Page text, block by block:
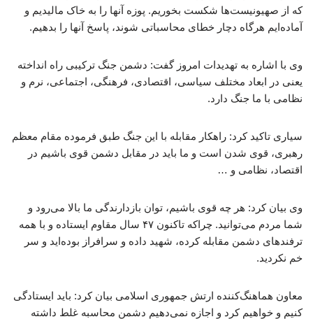
که از صهیونیست‌ها شکست بخوریم. پوزه آنها را به خاک مالیدیم و
آماده‌ایم هرگاه دچار خطای محاسباتی شوند، پاسخ آنها را بدهیم.
وی با اشاره به تهدیدات امروز گفت: دشمن جنگ ترکیبی راه انداخته
یعنی در ابعاد مختلف سیاسی، اقتصادی، فرهنگی، اجتماعی، نرم و
نظامی با ما جنگ دارد.
سیاری تاکید کرد: راهکار مقابله با این جنگ طبق فرموده مقام معظم
رهبری، قوی شدن است و ما باید در مقابل دشمن قوی باشیم در
اقتصاد، نظامی و …
وی بیان کرد: هر چه قوی باشیم، توان بازدارندگی ما بالا می‌رود و
شما مردم می‌توانید. چراکه تاکنون ۴۷ سال مقاوم ایستاده و با همه
ترفندهای دشمن مقابله کرده، شهید داده و سرافراز بوده‌اید و سر
خم نکردید.
معاون هماهنگ‌کننده ارتش جمهوری اسلامی بیان کرد: باید ایستادگی
کنیم و خواهیم کرد و اجازه نمی‌دهیم دشمن محاسبه غلط داشته